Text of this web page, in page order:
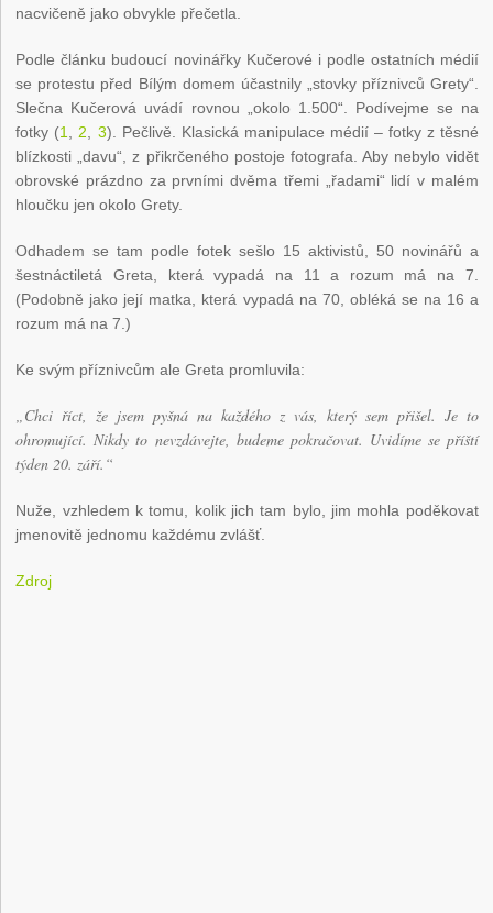
nacvičeně jako obvykle přečetla.
Podle článku budoucí novinářky Kučerové i podle ostatních médií
se protestu před Bílým domem účastnily „stovky příznivců Grety“.
Slečna Kučerová uvádí rovnou „okolo 1.500“. Podívejme se na
fotky (1,2, 3). Pečlivě. Klasická manipulace médií – fotky z těsné
blízkosti „davu“, z přikrčeného postoje fotografa. Aby nebylo vidět
obrovské prázdno za prvními dvěma třemi „řadami“ lidí v malém
hloučku jen okolo Grety.
Odhadem se tam podle fotek sešlo 15 aktivistů, 50 novinářů a
šestnáctiletá Greta, která vypadá na 11 a rozum má na 7.
(Podobně jako její matka, která vypadá na 70, obléká se na 16 a
rozum má na 7.)
Ke svým příznivcům ale Greta promluvila:
„Chci říct, že jsem pyšná na každého z vás, který sem přišel. Je to
ohromující. Nikdy to nevzdávejte, budeme pokračovat. Uvidíme se příští
týden 20. září.“
Nuže, vzhledem k tomu, kolik jich tam bylo, jim mohla poděkovat
jmenovitě jednomu každému zvlášť.
Zdroj